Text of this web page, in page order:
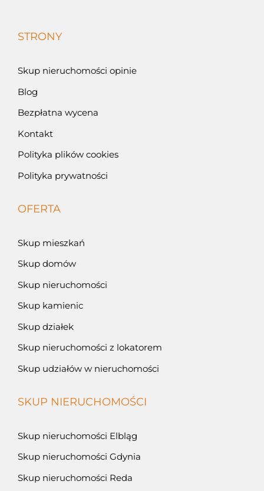
STRONY
Skup nieruchomości opinie
Blog
Bezpłatna wycena
Kontakt
Polityka plików cookies
Polityka prywatności
OFERTA
Skup mieszkań
Skup domów
Skup nieruchomości
Skup kamienic
Skup działek
Skup nieruchomości z lokatorem
Skup udziałów w nieruchomości
SKUP NIERUCHOMOŚCI
Skup nieruchomości Elbląg
Skup nieruchomości Gdynia
Skup nieruchomości Reda